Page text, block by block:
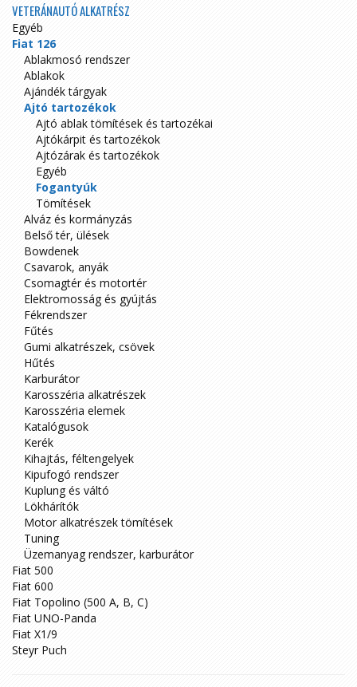
VETERÁNAUTÓ ALKATRÉSZ
Egyéb
Fiat 126
Ablakmosó rendszer
Ablakok
Ajándék tárgyak
Ajtó tartozékok
Ajtó ablak tömítések és tartozékai
Ajtókárpit és tartozékok
Ajtózárak és tartozékok
Egyéb
Fogantyúk
Tömítések
Alváz és kormányzás
Belső tér, ülések
Bowdenek
Csavarok, anyák
Csomagtér és motortér
Elektromosság és gyújtás
Fékrendszer
Fűtés
Gumi alkatrészek, csövek
Hűtés
Karburátor
Karosszéria alkatrészek
Karosszéria elemek
Katalógusok
Kerék
Kihajtás, féltengelyek
Kipufogó rendszer
Kuplung és váltó
Lökhárítók
Motor alkatrészek tömítések
Tuning
Üzemanyag rendszer, karburátor
Fiat 500
Fiat 600
Fiat Topolino (500 A, B, C)
Fiat UNO-Panda
Fiat X1/9
Steyr Puch